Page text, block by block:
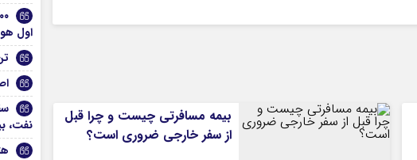
بیمه مسافرتی چیست و چرا قبل
از سفر خارجی ضروری است؟
اول
نفت،